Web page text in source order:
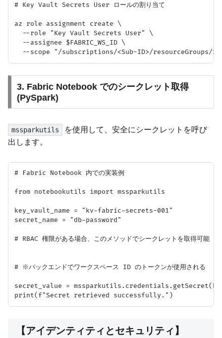
# Key Vault Secrets User ロールの割り当て
az role assignment create \
  --role "Key Vault Secrets User" \
  --assignee $FABRIC_WS_ID \
3. Fabric Notebook でのシークレット取得
(PySpark)
mssparkutils
を使用して、安全にシークレットを呼び
出します。
# Fabric Notebook 内での実装例
from notebookutils import mssparkutils
key_vault_name = "kv-fabric-secrets-001"
secret_name = "db-password"
# RBAC 権限がある場合、このメソッドでシークレットを取得可能
# ※バックエンドでワークスペース ID のトークンが使用される
secret_value =
【アイデンティティとセキュリティ】